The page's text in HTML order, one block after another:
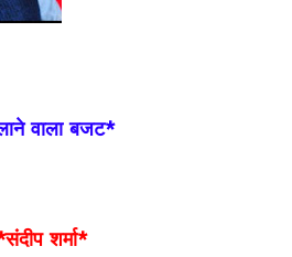
वाला बजट*
शर्मा*